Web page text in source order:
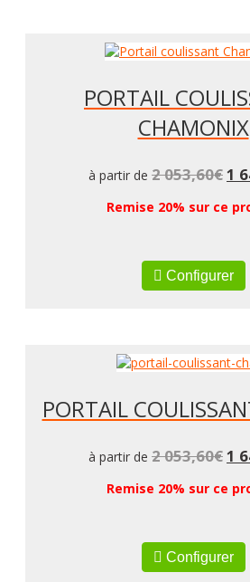
PORTAIL
CHAMONIX
à partir de 2 053,60€1
Remise 20% sur ce
Configurer
PORTAIL
à partir de 2 053,60€1
Remise 20% sur ce
Configurer